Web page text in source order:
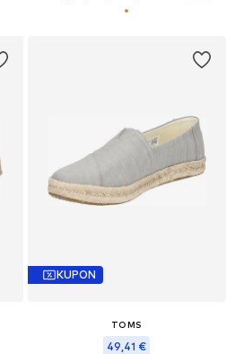
KUPON
TOMS
49,41 €